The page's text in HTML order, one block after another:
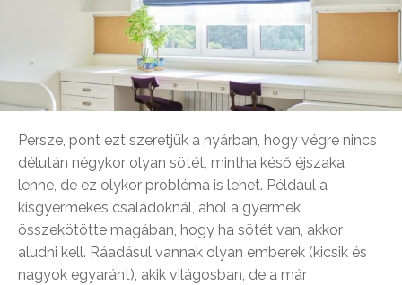
Persze, pont ezt szeretjük a nyárban, hogy végre nincs
délután négykor olyan sötét, mintha késő éjszaka
lenne, de ez olykor probléma is lehet. Például a
kisgyermekes családoknál, ahol a gyermek
összekötötte magában, hogy ha sötét van, akkor
aludni kell. Ráadásul vannak olyan emberek (kicsik és
nagyok egyaránt), akik világosban, de a már